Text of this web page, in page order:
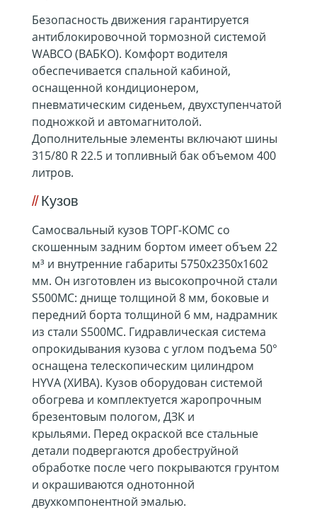
Безопасность движения гарантируется
антиблокировочной тормозной системой
WABCO (ВАБКО). Комфорт водителя
обеспечивается спальной кабиной,
оснащенной кондиционером,
пневматическим сиденьем, двухступенчатой
подножкой и автомагнитолой.
Дополнительные элементы включают шины
315/80 R 22.5 и топливный бак объемом 400
литров.
Кузов
Самосвальный кузов ТОРГ-КОМС со
скошенным задним бортом имеет объем 22
м³ и внутренние габариты 5750х2350х1602
мм. Он изготовлен из высокопрочной стали
S500MC: днище толщиной 8 мм, боковые и
передний борта толщиной 6 мм, надрамник
из стали S500MC. Гидравлическая система
опрокидывания кузова с углом подъема 50°
оснащена телескопическим цилиндром
HYVA (ХИВА). Кузов оборудован системой
обогрева и комплектуется жаропрочным
брезентовым пологом, ДЗК и
крыльями. Перед окраской все стальные
детали подвергаются дробеструйной
обработке после чего покрываются грунтом
и окрашиваются однотонной
двухкомпонентной эмалью.